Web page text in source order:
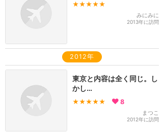
★★★★★
みにみに
2013年に訪問
2012年
東京と内容は全く同じ。し
かし…
★★★★★ 8
まつこ
2012年に訪問